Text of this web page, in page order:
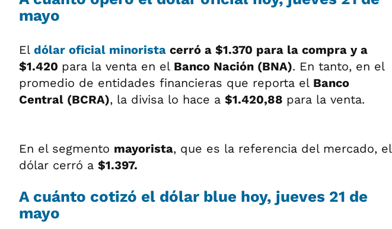
mayo
El dólar oficial minorista cerró a $1.370 para la compra y a
$1.420 para la venta en el Banco Nación (BNA). En tanto, en el
promedio de entidades financieras que reporta el Banco
Central (BCRA), la divisa lo hace a $1.420,88 para la venta.
En el segmento mayorista, que es la referencia del mercado, el
dólar cerró a $1.397.
A cuánto cotizó el dólar blue hoy, jueves 21 de
mayo